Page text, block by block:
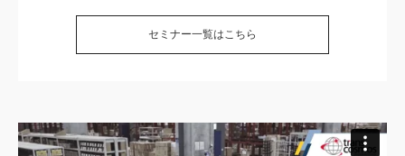
セミナー一覧はこちら